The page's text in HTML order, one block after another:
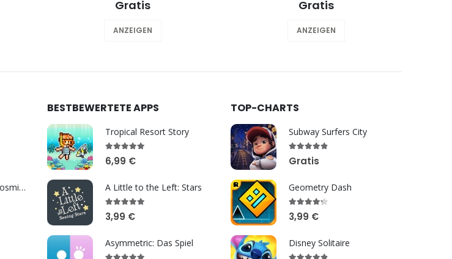
Gratis
ANZEIGEN
Gratis
ANZEIGEN
SpongeBob - The Cosmic Shake
BESTBEWERTETE APPS
Tropical Resort Story
6,99 €
A Little to the Left: Stars
3,99 €
Asymmetric: Das Spiel
TOP-CHARTS
Subway Surfers City
Gratis
Geometry Dash
3,99 €
Disney Solitaire